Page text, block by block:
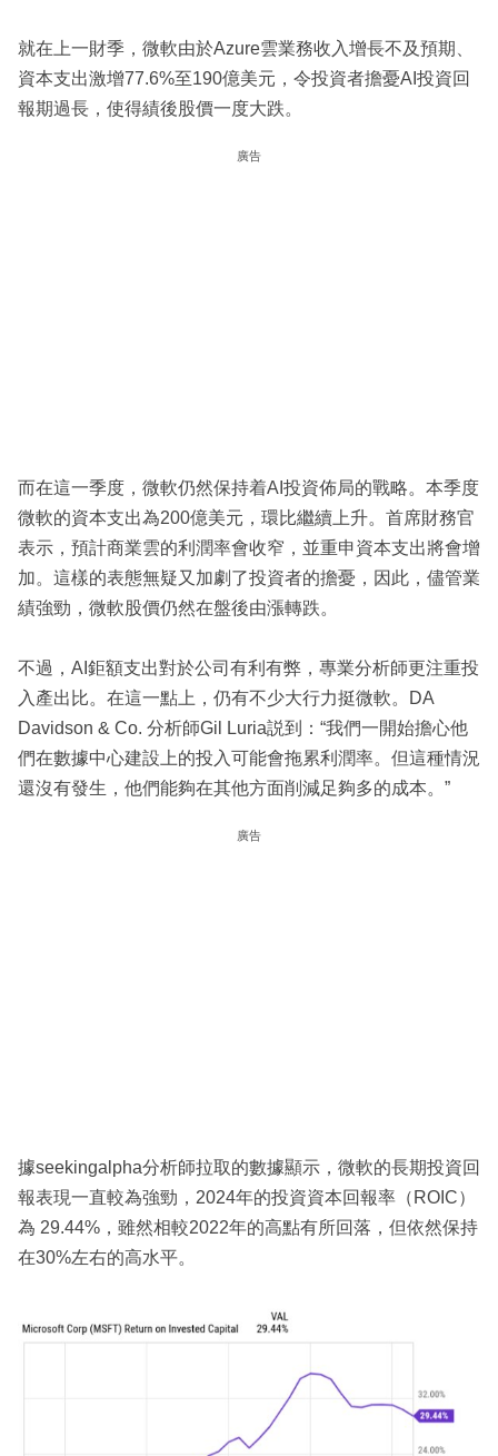
就在上一財季，微軟由於Azure雲業務收入增長不及預期、
資本支出激增77.6%至190億美元，令投資者擔憂AI投資回
報期過長，使得績後股價一度大跌。
廣告
而在這一季度，微軟仍然保持着AI投資佈局的戰略。本季度
微軟的資本支出為200億美元，環比繼續上升。首席財務官
表示，預計商業雲的利潤率會收窄，並重申資本支出將會增
加。這樣的表態無疑又加劇了投資者的擔憂，因此，儘管業
績強勁，微軟股價仍然在盤後由漲轉跌。
不過，AI鉅額支出對於公司有利有弊，專業分析師更注重投
入產出比。在這一點上，仍有不少大行力挺微軟。DA
Davidson & Co. 分析師Gil Luria説到：“我們一開始擔心他
們在數據中心建設上的投入可能會拖累利潤率。但這種情況
還沒有發生，他們能夠在其他方面削減足夠多的成本。”
廣告
據seekingalpha分析師拉取的數據顯示，微軟的長期投資回
報表現一直較為強勁，2024年的投資資本回報率（ROIC）
為 29.44%，雖然相較2022年的高點有所回落，但依然保持
在30%左右的高水平。